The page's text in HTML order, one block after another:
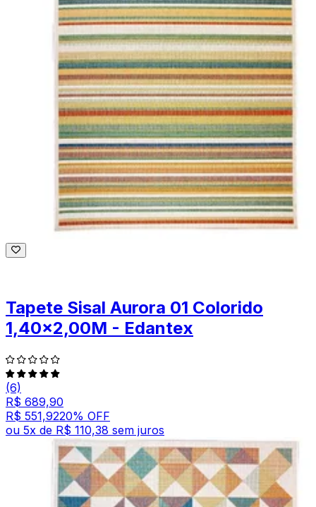
Tapete Sisal Aurora 01 Colorido
1,40x2,00M - Edantex
(6)
R$ 689,90
R$ 551,9220% OFF
ou 5x de R$ 110,38 sem juros